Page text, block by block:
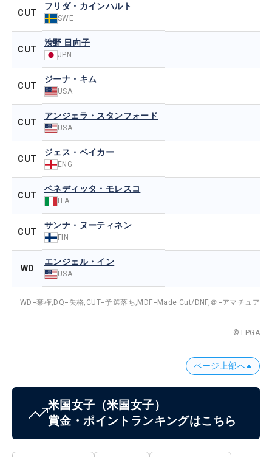
CUT
フリダ・カインハルト
SWE
CUT
渋野 日向子
JPN
CUT
ジーナ・キム
USA
CUT
アンジェラ・スタンフォード
USA
CUT
ジェス・ベイカー
ENG
CUT
ベネディッタ・モレスコ
ITA
CUT
サンナ・ヌーティネン
FIN
WD
エンジェル・イン
USA
WD=棄権, DQ=失格, CUT=予選落ち, MDF=Made Cut/DNF,＠=アマチュア
© LPGA
ページ上部へ
米国女子 （米国女子）
賞金・ポイントランキングはこちら